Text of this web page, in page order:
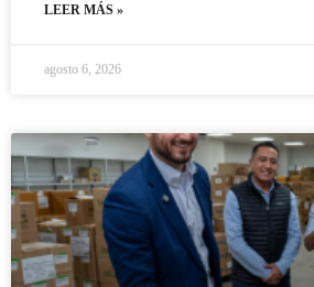
LEER MÁS »
agosto 6, 2026